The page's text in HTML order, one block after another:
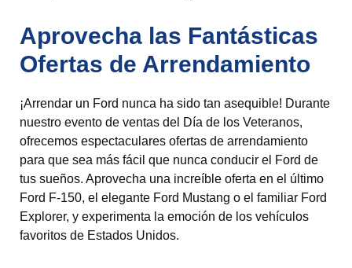
Aprovecha las Fantásticas
Ofertas de Arrendamiento
¡Arrendar un Ford nunca ha sido tan asequible! Durante
nuestro evento de ventas del Día de los Veteranos,
ofrecemos espectaculares ofertas de arrendamiento
para que sea más fácil que nunca conducir el Ford de
tus sueños. Aprovecha una increíble oferta en el último
Ford F-150, el elegante Ford Mustang o el familiar Ford
Explorer, y experimenta la emoción de los vehículos
favoritos de Estados Unidos.